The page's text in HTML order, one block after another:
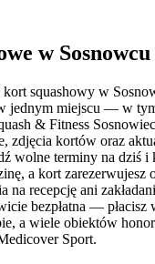
w
squashowy w
jednym miejscu — w
& Fitness
zdjęcia kortów oraz
wolne terminy na dziś i
a kort zarezerwujesz
na recepcję ani
bezpłatna — płacisz
a wiele obiektów
Sport.